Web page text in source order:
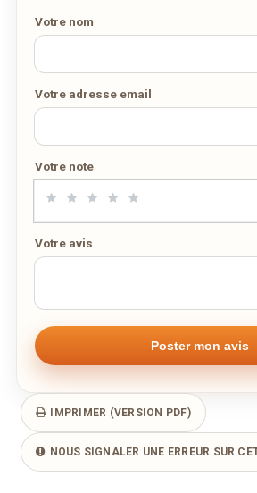
Caille impérial rôtie sauce
Afficher la suite
Menus
Menu écrevisses
Bisque d’Ecrevisses **** Salade
d’écrevisses à l’aneth et zeste
Sorbet arrosé **** Ecrevisses
façon Janin **** Vacherin glacé,
framboises ou Crème brulée
Votre nom
Votre adresse email
Votre note
Votre avis
IMPRIMER (VERSION PDF)
NOUS SIGNALER UNE ERREUR SUR